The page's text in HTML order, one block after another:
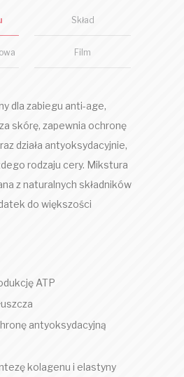
Skład
Film
dla zabiegu anti-age,
skórę, zapewnia ochronę
działa antyoksydacyjnie,
rodzaju cery. Mikstura
z naturalnych składników
do większości
ATP
antyoksydacyjną
kolagenu i elastyny